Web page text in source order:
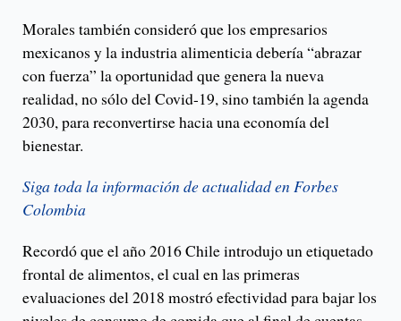
Morales también consideró que los empresarios
mexicanos y la industria alimenticia debería “abrazar
con fuerza” la oportunidad que genera la nueva
realidad, no sólo del Covid-19, sino también la agenda
2030, para reconvertirse hacia una economía del
bienestar.
Siga toda la información de actualidad en Forbes
Colombia
Recordó que el año 2016 Chile introdujo un etiquetado
frontal de alimentos, el cual en las primeras
evaluaciones del 2018 mostró efectividad para bajar los